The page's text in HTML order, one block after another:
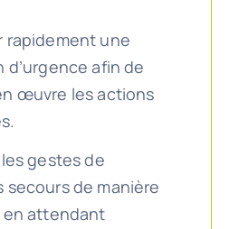
rapidement une
d’urgence afin de
œuvre les actions
gestes de
secours de manière
attendant